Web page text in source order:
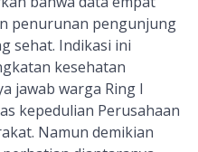
penurunan pengunjung
sehat. Indikasi ini
kesehatan
jawab warga Ring I
kepedulian Perusahaan
Namun demikian